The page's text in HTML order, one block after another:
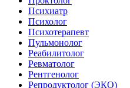
Психиатр
Психолог
Психотерапевт
Пульмонолог
Реабилитолог
Ревматолог
Рентгенолог
Репродуктолог (ЭКО)